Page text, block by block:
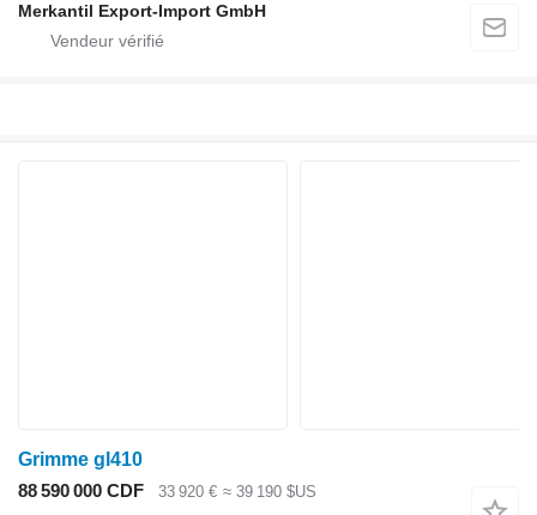
Merkantil Export-Import GmbH
Grimme gl410
88 590 000 CDF
33 920 € ≈ 39 190 $US